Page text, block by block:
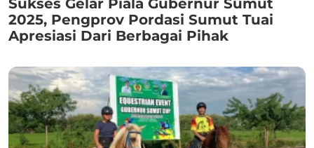
Sukses Gelar Piala Gubernur Sumut
2025, Pengprov Pordasi Sumut Tuai
Apresiasi Dari Berbagai Pihak